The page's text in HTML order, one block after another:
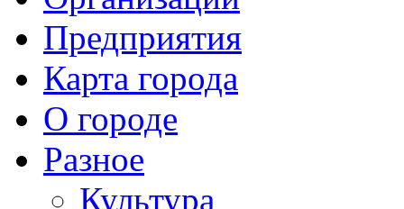
Предприятия
Карта города
О городе
Разное
Культура